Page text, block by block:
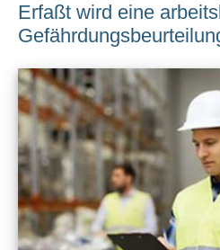
Erfaßt wird eine